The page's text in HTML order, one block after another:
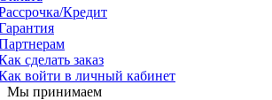
Кредит
сделать заказ
войти в личный кабинет
Мы принимаем